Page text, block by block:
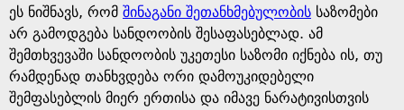
ეს ნიშნავს, რომ შინაგანი შეთანხმებულობის საზომები
არ გამოდგება სანდოობის შესაფასებლად. ამ
შემთხვევაში სანდოობის უკეთესი საზომი იქნება ის, თუ
რამდენად თანხვდება ორი დამოუკიდებელი
შემფასებლის მიერ ერთისა და იმავე ნარატივისთვის